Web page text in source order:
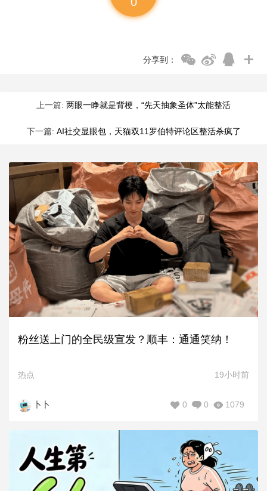
分享到：
上一篇: 两眼一睁就是背梗，“先天抽象圣体”太能整活
下一篇: AI社交显眼包，天猫双11罗伯特评论区整活杀疯了
粉丝送上门的全民级宣发？顺丰：通通笑纳！
热点 19小时前
卜卜 1079
0
0